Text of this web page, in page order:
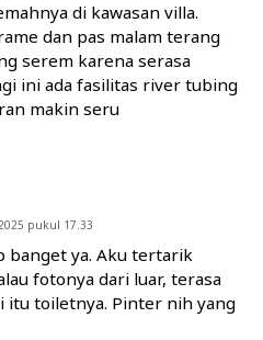
di kawasan villa.
dan pas malam terang
serem karena serasa
ini ada fasilitas river tubing
makin seru
pukul 17.33
banget ya. Aku tertarik
fotonya dari luar, terasa
itu toiletnya. Pinter nih yang